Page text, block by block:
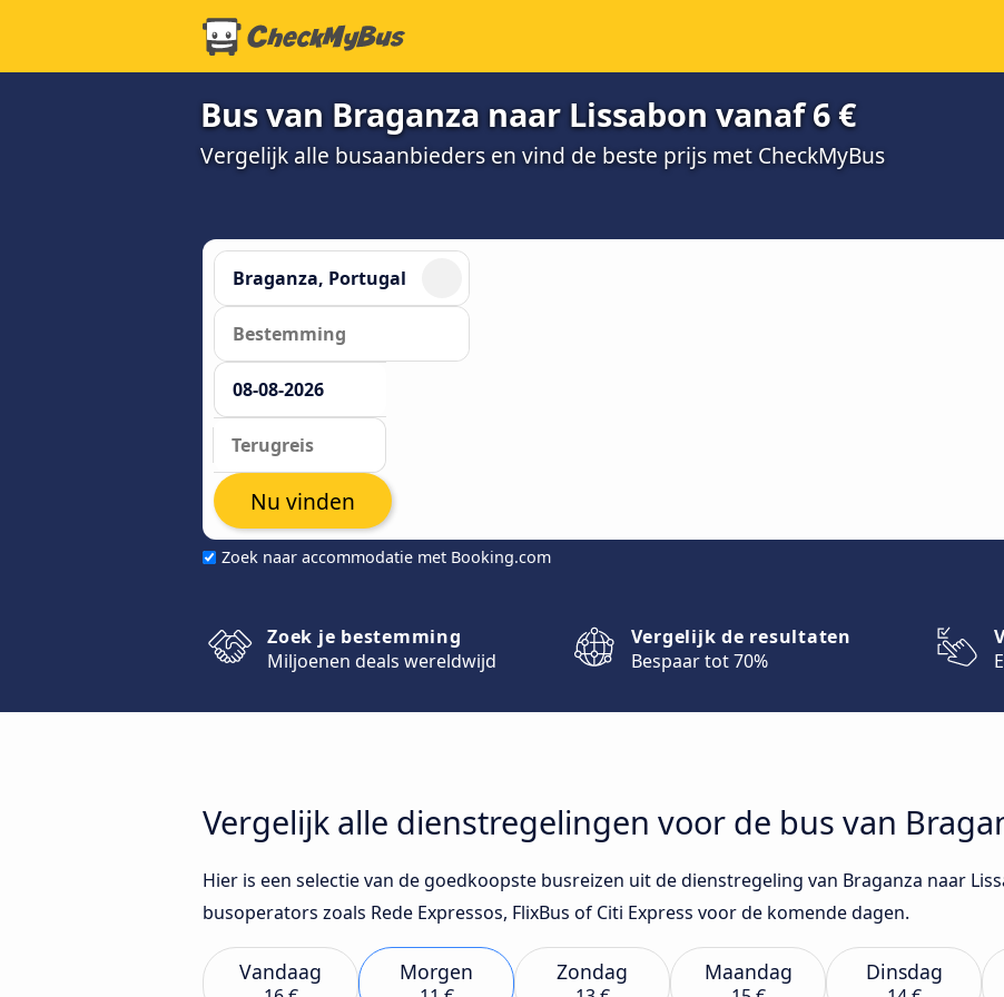
Bus van Braganza naar Lissabon vanaf 6 €
Vergelijk alle busaanbieders en vind de beste prijs met CheckMyBus
Zoek naar accommodatie met Booking.com
Nu vinden
Zoek je bestemming
Miljoenen deals wereldwijd
Vergelijk de resultaten
Bespaar tot 70%
Vergelijk alle dienstregelingen voor de bus van
Hier is een selectie van de goedkoopste busreizen uit de dienstregeling van Braganza naar
busoperators zoals Rede Expressos, FlixBus of Citi Express voor de komende dagen.
Vandaag Morgen Zondag Maandag Dinsdag